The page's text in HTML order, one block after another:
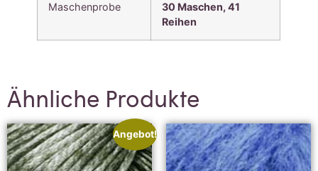
Maschenprobe
30 Maschen, 41
Reihen
Ähnliche Produkte
Angebot!